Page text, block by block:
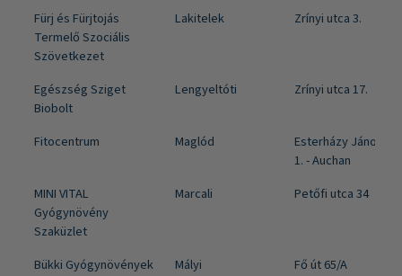
Fürj és Fürjtojás
Termelő Szociális
Szövetkezet
Lakitelek Zrínyi utca 3.
Egészség Sziget
Biobolt
Lengyeltóti Zrínyi utca 17.
Fitocentrum Maglód
Esterházy János
1. - Auchan
MINI VITAL
Gyógynövény
Szaküzlet
Marcali Petőfi utca 34
Bükki Gyógynövények Mályi Fő út 65/A